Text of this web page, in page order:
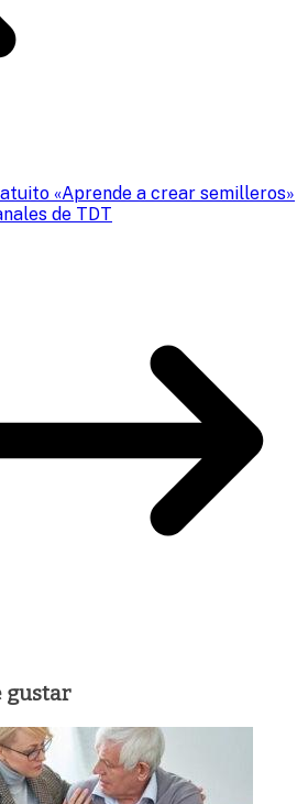
«Aprende a crear semilleros»
de TDT
gustar